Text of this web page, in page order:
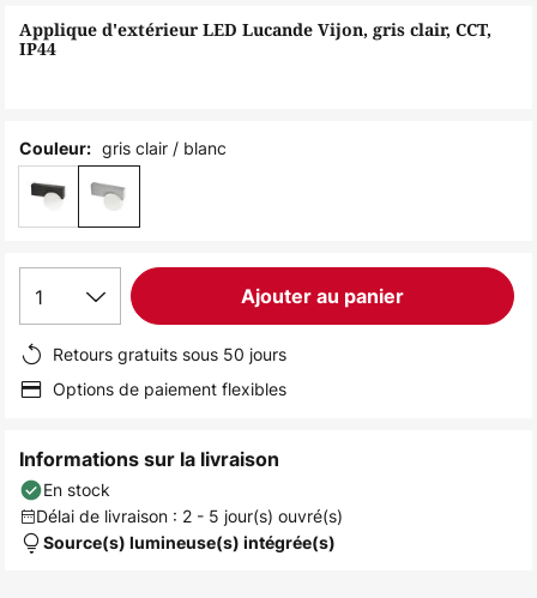
the
images
Applique d'extérieur LED Lucande Vijon, gris clair, CCT,
IP44
Couleur: gris clair / blanc
1 Ajouter au panier
Retours gratuits sous 50 jours
Options de paiement flexibles
Informations sur la livraison
En stock
Délai de livraison : 2 - 5 jour(s) ouvré(s)
Source(s) lumineuse(s) intégrée(s)